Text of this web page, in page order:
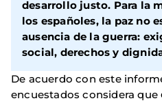
desarrollo justo. Para la
los españoles, la paz no
ausencia de la guerra:
social, derechos y
De acuerdo con este
encuestados considera que